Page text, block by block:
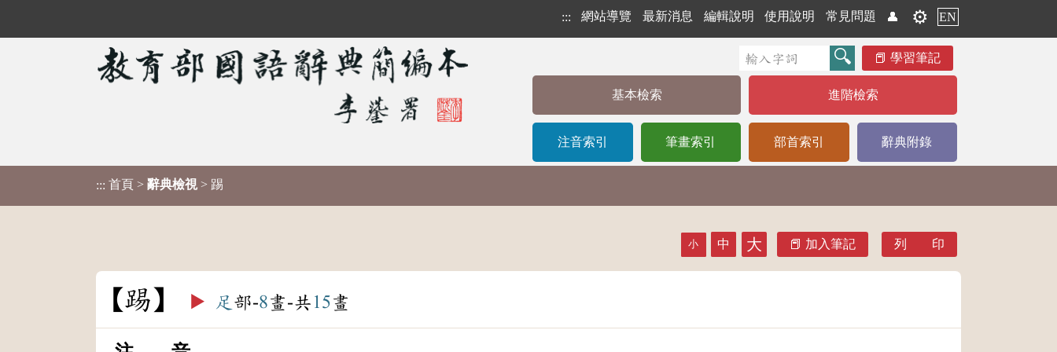
::: 網站導覽 最新消息 編輯說明 使用說明 常見問題 👤 ⚙️ EN
學習筆記
基本檢索 進階檢索
注音索引 筆畫索引 部首索引 辭典附錄
::: 首頁 > 辭典檢視 > 踢
小 中 大 加入筆記 列 印
踢 ▶️ 足 部-8畫-共 15畫